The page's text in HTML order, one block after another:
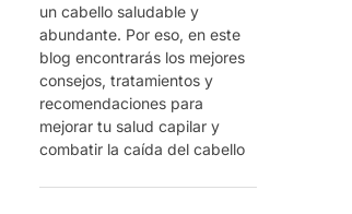
un cabello saludable y
abundante. Por eso, en este
blog encontrarás los mejores
consejos, tratamientos y
recomendaciones para
mejorar tu salud capilar y
combatir la caída del cabello